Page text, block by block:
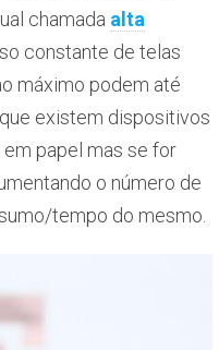
chamada alta
constante de telas
máximo podem até
existem dispositivos
papel mas se for
o número de
tempo do mesmo.